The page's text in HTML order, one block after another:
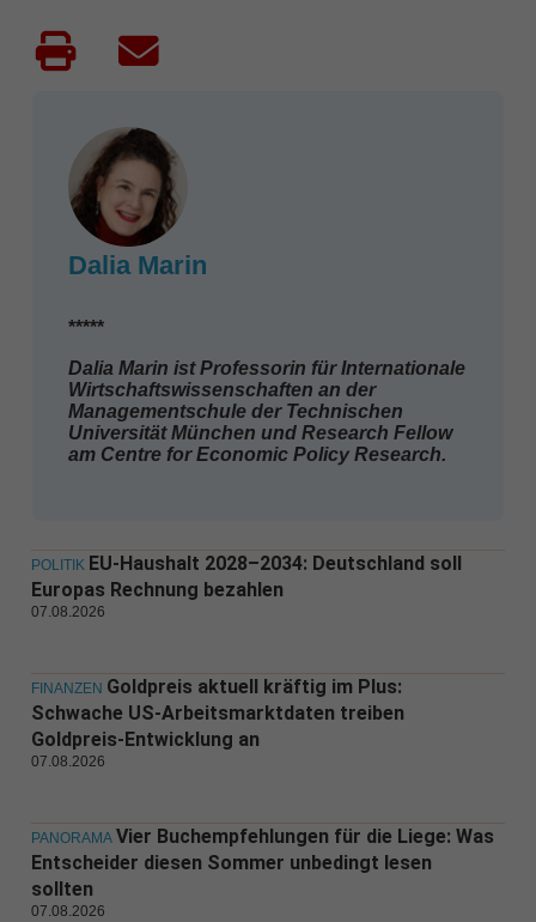
Dalia Marin
*****
Dalia Marin ist Professorin für Internationale
Wirtschaftswissenschaften an der
Managementschule der Technischen
Universität München und Research Fellow
am Centre for Economic Policy Research.
POLITIK EU-Haushalt 2028–2034: Deutschland soll
Europas Rechnung bezahlen
07.08.2026
FINANZEN Goldpreis aktuell kräftig im Plus:
Schwache US-Arbeitsmarktdaten treiben
Goldpreis-Entwicklung an
07.08.2026
PANORAMA Vier Buchempfehlungen für die Liege: Was
Entscheider diesen Sommer unbedingt lesen
sollten
07.08.2026